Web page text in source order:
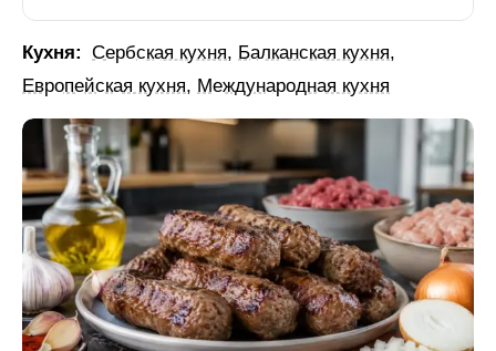
Кухня: Сербская кухня, Балканская кухня,
Европейская кухня, Международная кухня